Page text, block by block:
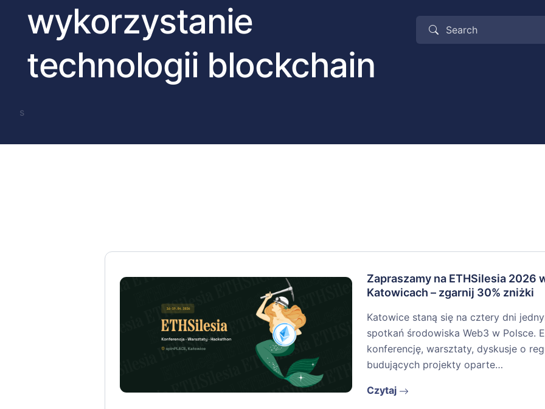
wykorzystanie
technologii blockchain
s
Zapraszamy na ETHSilesia 2026
Katowicach – zgarnij 30% zniżki
Katowice staną się na cztery dni
spotkań środowiska Web3 w Polsce.
konferencję, warsztaty, dyskusje o
budujących projekty oparte…
Czytaj